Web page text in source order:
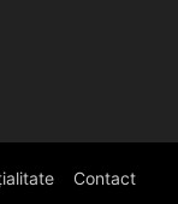
Contact